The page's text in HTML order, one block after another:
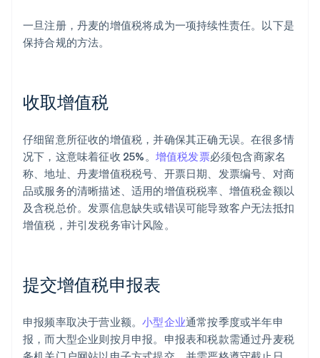
一旦注册，丹麦的增值税将成为一项持续性责任。以下是
保持合规的方法。
收取增值税
仔细留意所征收的增值税，并确保其正确无误。在很多情
况下，这意味着征收 25%。 增值税发票必须包含商家名
称、地址、丹麦增值税税号、开票日期、发票编号、对商
品或服务的清晰描述、适用的增值税税率、增值税金额以
及含税总价。发票信息缺失或错误可能导致客户无法抵扣
增值税，并引发税务审计风险。
提交增值税申报表
申报频率取决于营业额。小型企业通常按季度或半年申
报，而大型企业则按月申报。申报表和税款需通过丹麦税